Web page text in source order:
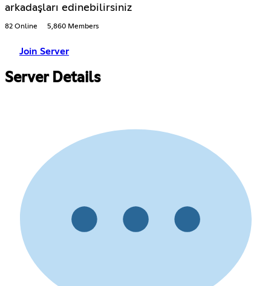
arkadaşları edinebilirsiniz
82 Online 5,860 Members
Join Server
Server Details